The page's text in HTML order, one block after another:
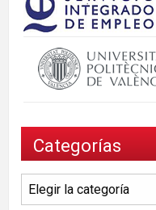
Categorías
Categorías